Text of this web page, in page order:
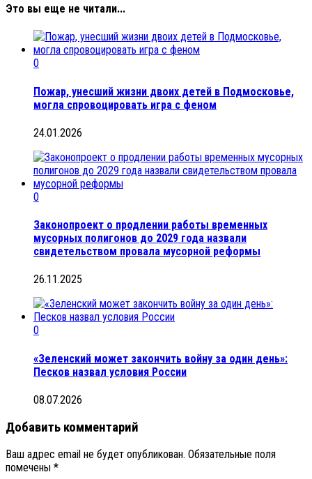
Это вы еще не читали...
0
Пожар, унесший жизни двоих детей в Подмосковье,
могла спровоцировать игра с феном
24.01.2026
0
Законопроект о продлении работы временных
мусорных полигонов до 2029 года назвали
свидетельством провала мусорной реформы
26.11.2025
0
«Зеленский может закончить войну за один день»:
Песков назвал условия России
08.07.2026
Добавить комментарий
Ваш адрес email не будет опубликован. Обязательные поля
помечены *